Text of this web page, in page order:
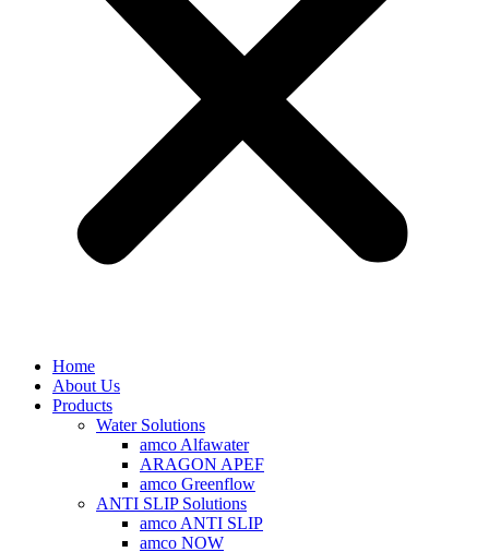
Home
About Us
Products
Water Solutions
amco Alfawater
ARAGON APEF
amco Greenflow
ANTI SLIP Solutions
amco ANTI SLIP
amco NOW